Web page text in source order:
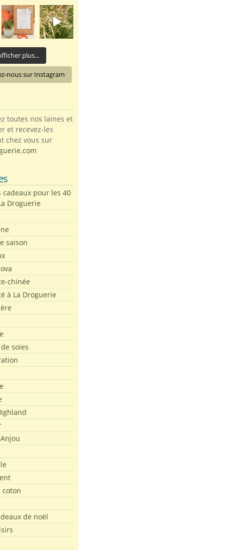
plus...
nous sur Instagram
toutes nos laines et
et recevez-les
chez vous sur
cadeaux pour les 40
Droguerie
saison
chinée
à La Droguerie
soies
coton
de noël